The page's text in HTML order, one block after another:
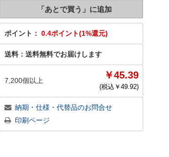
ポイント： 0.4ポイント(1%還元)
送料： 送料無料でお届けします
7,200個以上 ￥45.39
(税込￥ 49.92)
納期・仕様・代替品のお問合せ
印刷ページ